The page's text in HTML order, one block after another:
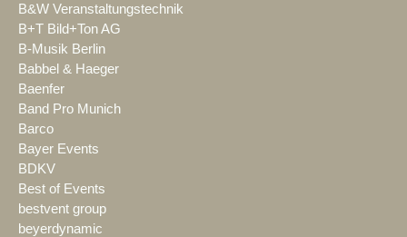
B&W Veranstaltungstechnik
B+T Bild+Ton AG
B-Musik Berlin
Babbel & Haeger
Baenfer
Band Pro Munich
Barco
Bayer Events
BDKV
Best of Events
bestvent group
beyerdynamic